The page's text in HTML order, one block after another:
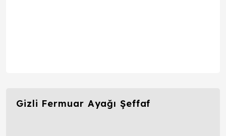
Gizli Fermuar Ayağı Şeffaf